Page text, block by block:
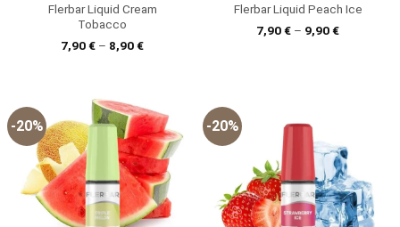
Flerbar Liquid Cream
Tobacco
7,90€ – 8,90€
Flerbar Liquid Peach Ice
7,90€ – 9,90€
-20% -20%